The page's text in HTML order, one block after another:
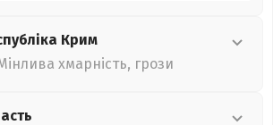
Крим
хмарність, грози